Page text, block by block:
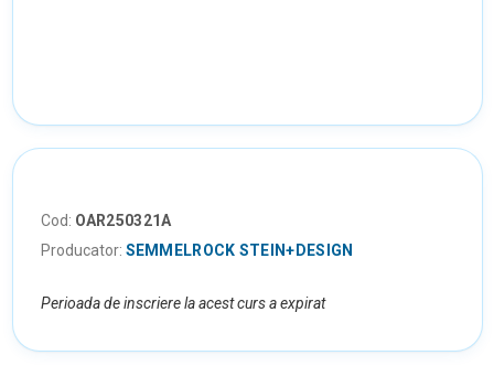
Cod: OAR250321A
Producator: SEMMELROCK STEIN+DESIGN
Perioada de inscriere la acest curs a expirat